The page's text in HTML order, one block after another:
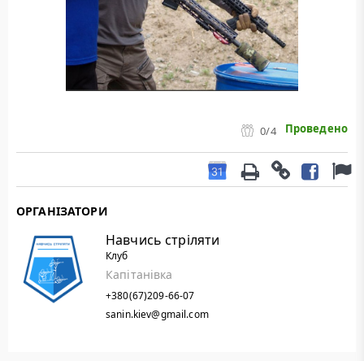
0/4 Проведено
ОРГАНІЗАТОРИ
Навчись стріляти
Клуб
Капітанівка
+380(67)209-66-07
sanin.kiev@gmail.com